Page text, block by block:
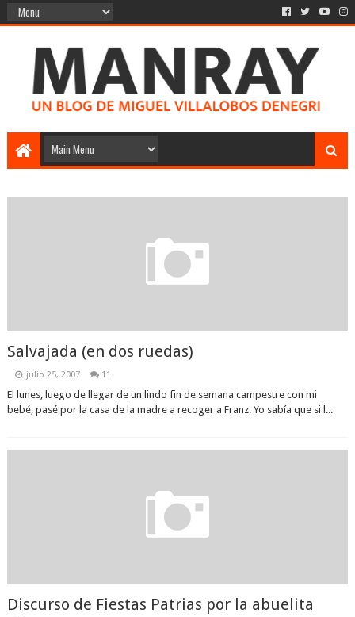
Salvajada (en dos ruedas)
julio 25, 2007 11
El lunes, luego de llegar de un lindo fin de semana campestre con mi
bebé, pasé por la casa de la madre a recoger a Franz. Yo sabía que si l...
Discurso de Fiestas Patrias por la abuelita